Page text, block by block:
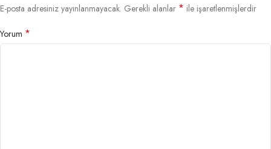
E-posta adresiniz yayınlanmayacak. Gerekli alanlar * ile işaretlenmişlerdir
Yorum *